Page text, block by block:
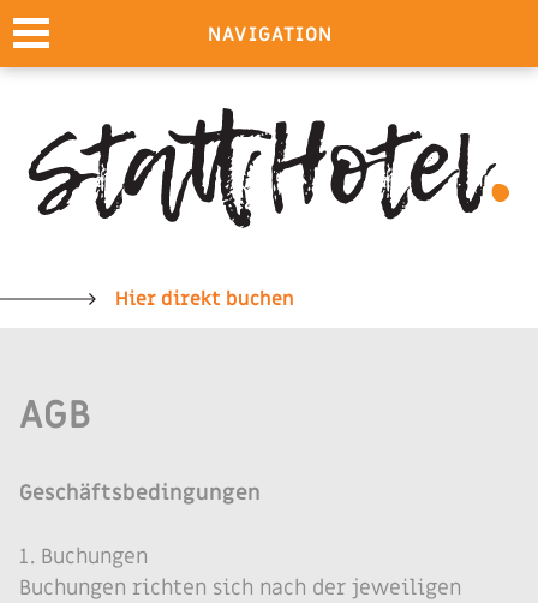
content
Hier direkt buchen
AGB
Geschäftsbedingungen
1. Buchungen
Buchungen richten sich nach der jeweiligen
NAVIGATION